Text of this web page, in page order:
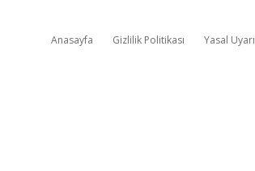
Anasayfa Gizlilik Politikası Yasal Uyarı